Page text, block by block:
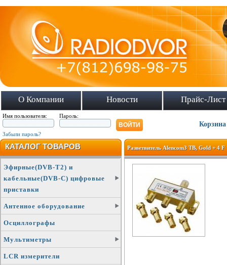
О Компании Новости Прайс-Лист
Имя пользователя: Пароль:
Забыли пароль?
Корзина
КАТАЛОГ ТОВАРОВ
Эфирные(DVB-T2) и
кабельные(DVB-C) цифровые
приставки
Антенное оборудование
Осциллографы
Мультиметры
LCR измерители
Разветвитель Alencom3 ТВ, Gold + 4 F